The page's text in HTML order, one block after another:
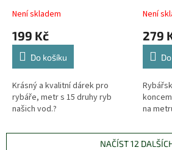
Není skladem
199 Kč
Do košíku
Krásný a kvalitní dárek pro
rybáře, metr s 15 druhy ryb
našich vod.?
Není
279
na
NAČÍST 12